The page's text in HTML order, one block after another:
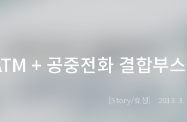
+ 공중전화 결합부
Story/효성 2013. 3.